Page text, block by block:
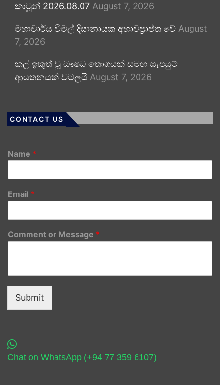
කාටූන් 2026.08.07 August 7, 2026
මහාචාර්ය විමල් දිසානායක අභාවප්‍රාප්ත වේ August
7, 2026
කල් ඉකුත් වූ ඖෂධ තොගයක් සමඟ සැපයුම්
ආයතනයක් වටලයි August 7, 2026
CONTACT US
Name *
Email *
Comment or Message *
Submit
Chat on WhatsApp (+94 77 359 6107)